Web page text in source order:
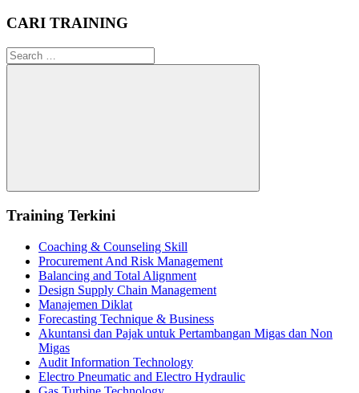
CARI TRAINING
Search
for:
Search
Training Terkini
Coaching & Counseling Skill
Procurement And Risk Management
Balancing and Total Alignment
Design Supply Chain Management
Manajemen Diklat
Forecasting Technique & Business
Akuntansi dan Pajak untuk Pertambangan Migas dan Non
Migas
Audit Information Technology
Electro Pneumatic and Electro Hydraulic